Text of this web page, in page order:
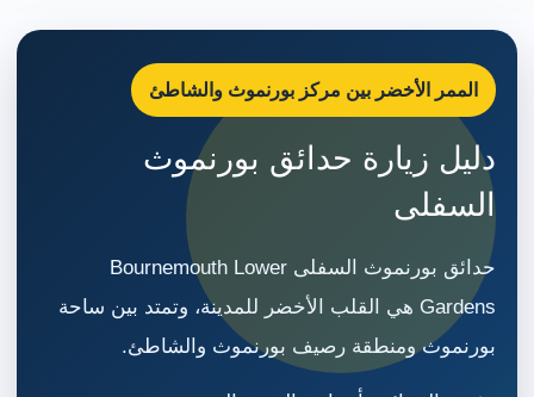
الممر الأخضر بين مركز بورنموث والشاطئ
دليل زيارة حدائق بورنموث
السفلى
حدائق بورنموث السفلى Bournemouth Lower
Gardens هي القلب الأخضر للمدينة، وتمتد بين ساحة
بورنموث ومنطقة رصيف بورنموث والشاطئ.